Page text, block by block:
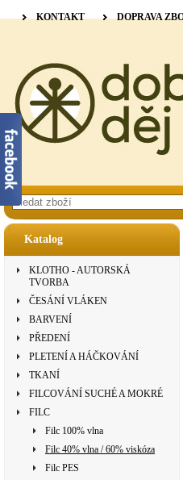
Katalog
KLOTHO - AUTORSKÁ
TVORBA
ČESÁNÍ VLÁKEN
BARVENÍ
PŘEDENÍ
PLETENÍ A HÁČKOVÁNÍ
TKANÍ
FILCOVÁNÍ SUCHÉ A MOKRÉ
FILC
Filc 100% vlna
Filc 40% vlna / 60% viskóza
Filc PES
KONTAKT DOPRAVA